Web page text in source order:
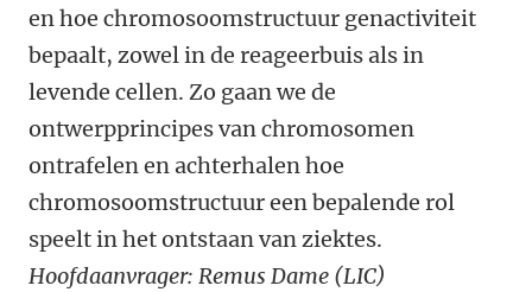
en hoe chromosoomstructuur genactiviteit
bepaalt, zowel in de reageerbuis als in
levende cellen. Zo gaan we de
ontwerpprincipes van chromosomen
ontrafelen en achterhalen hoe
chromosoomstructuur een bepalende rol
speelt in het ontstaan van ziektes.
Hoofdaanvrager: Remus Dame (LIC)